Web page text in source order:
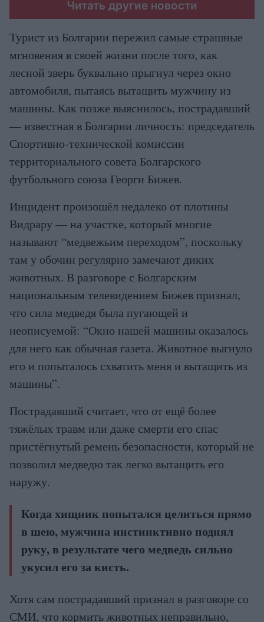
Читать другие новости
Турист из Болгарии пережил самые страшные
мгновения в своей жизни после того, как
лесной зверь буквально прыгнул через окно
автомобиля, пытаясь вытащить мужчину из
машины. Как позже выяснилось, пострадавший
— известная в Болгарии личность: председатель
Спортивно-технической комиссии
территориального совета Болгарского
футбольного союза Георги Бижев.
Инцидент произошёл недалеко от плотины
Видрару — на участке, который многие
называют “медвежьим переходом”, поскольку
там у обочин регулярно замечают диких
животных. В разговоре с Болгарским
национальным телевидением Бижев признал,
что сила медведя была пугающей и
неописуемой: “Окно нашей машины оказалось
для него как обычная газета. Животное выгнуло
его и попыталось схватить меня и вытащить из
машины”.
Пострадавший считает, что от ещё более
тяжёлых травм или даже смерти его спас
пристёгнутый ремень безопасности, который не
позволил медведю так легко вытащить его
наружу.
Когда хищник попытался целиться прямо
в шею, мужчина инстинктивно поднял
руку, в результате чего медведь сильно
укусил его за кисть.
Хотя сам пострадавший признал в разговоре со
СМИ, что кормить животных неправильно,